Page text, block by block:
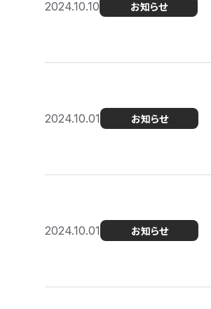
2024.10.10 お知らせ
2024.10.01 お知らせ
2024.10.01 お知らせ